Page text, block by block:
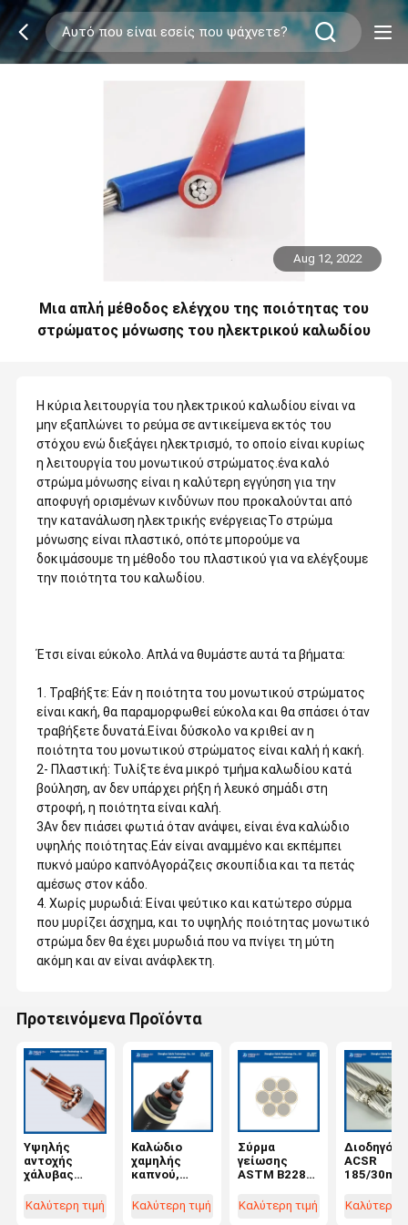
Aug 12, 2022
Μια απλή μέθοδος ελέγχου της ποιότητας του
στρώματος μόνωσης του ηλεκτρικού καλωδίου
Η κύρια λειτουργία του ηλεκτρικού καλωδίου είναι να
μην εξαπλώνει το ρεύμα σε αντικείμενα εκτός του
στόχου ενώ διεξάγει ηλεκτρισμό, το οποίο είναι κυρίως
η λειτουργία του μονωτικού στρώματος.ένα καλό
στρώμα μόνωσης είναι η καλύτερη εγγύηση για την
αποφυγή ορισμένων κινδύνων που προκαλούνται από
την κατανάλωση ηλεκτρικής ενέργειαςΤο στρώμα
μόνωσης είναι πλαστικό, οπότε μπορούμε να
δοκιμάσουμε τη μέθοδο του πλαστικού για να ελέγξουμε
την ποιότητα του καλωδίου.
Έτσι είναι εύκολο. Απλά να θυμάστε αυτά τα βήματα:
1. Τραβήξτε: Εάν η ποιότητα του μονωτικού στρώματος
είναι κακή, θα παραμορφωθεί εύκολα και θα σπάσει όταν
τραβήξετε δυνατά.Είναι δύσκολο να κριθεί αν η
ποιότητα του μονωτικού στρώματος είναι καλή ή κακή.
2- Πλαστική: Τυλίξτε ένα μικρό τμήμα καλωδίου κατά
βούληση, αν δεν υπάρχει ρήξη ή λευκό σημάδι στη
στροφή, η ποιότητα είναι καλή.
3Αν δεν πιάσει φωτιά όταν ανάψει, είναι ένα καλώδιο
υψηλής ποιότητας.Εάν είναι αναμμένο και εκπέμπει
πυκνό μαύρο καπνόΑγοράζεις σκουπίδια και τα πετάς
αμέσως στον κάδο.
4. Χωρίς μυρωδιά: Είναι ψεύτικο και κατώτερο σύρμα
που μυρίζει άσχημα, και το υψηλής ποιότητας μονωτικό
στρώμα δεν θα έχει μυρωδιά που να πνίγει τη μύτη
ακόμη και αν είναι ανάφλεκτη.
Προτεινόμενα Προϊόντα
Υψηλής
αντοχής
χάλυβας
19/1.8mm
Καλύτερη τιμή
Καλώδιο
χαμηλής
καπνού,
καπνού
αλογόνου
Καλύτερη τιμή
Σύρμα
γείωσης
ASTM B228
βιομηχανικές
εφαρμογές
Καλύτερη τιμή
Διοδηγός
ACSR
185/
50182 με
Καλύτερη